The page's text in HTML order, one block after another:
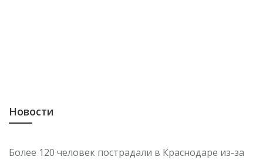
Новости
Более 120 человек пострадали в Краснодаре из-за